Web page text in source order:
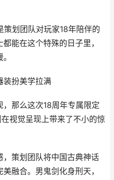
划团队对玩家18年陪伴的
能在这个特殊的日子里，
扮美学拉满
那么这次18周年专属限定
视觉呈现上带来了不小的惊
策划团队将中国古典神话
融合。男鬼剑化身刑天，